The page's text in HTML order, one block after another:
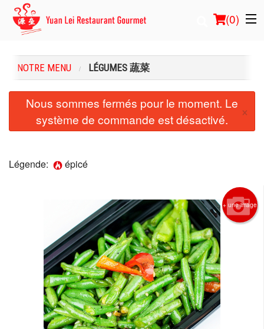
(0)
Commander en ligne
Emplacement
Connection
Rechercher
NOTRE MENU LÉGUMES 蔬菜
Nous sommes fermés pour le moment. Le
système de commande est désactivé.
×
Légende: épicé
+ une image